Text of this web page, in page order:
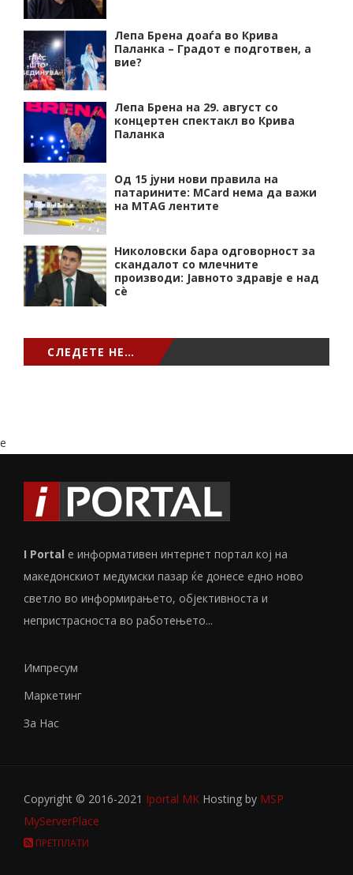
Лепа Брена доаѓа во Крива
Паланка – Градот е подготвен, а
вие?
Лепа Брена на 29. август со
концертен спектакл во Крива
Паланка
Од 15 јуни нови правила на
патарините: MCard нема да важи
на MTAG лентите
Николовски бара одговорност за
скандалот со млечните
производи: Јавното здравје е над
сѐ
СЛЕДЕТЕ НЕ…
e
I Portal е информативен интернет портал кој на
македонскиот медумски пазар ќе донесе едно ново
светло во информирањето, објективноста и
непристрасноста во работењето...
Импресум
Маркетинг
За Нас
Copyright © 2016-2021 Iportal MK Hosting by MSP
MyServerPlace
ПРЕТПЛАТИ